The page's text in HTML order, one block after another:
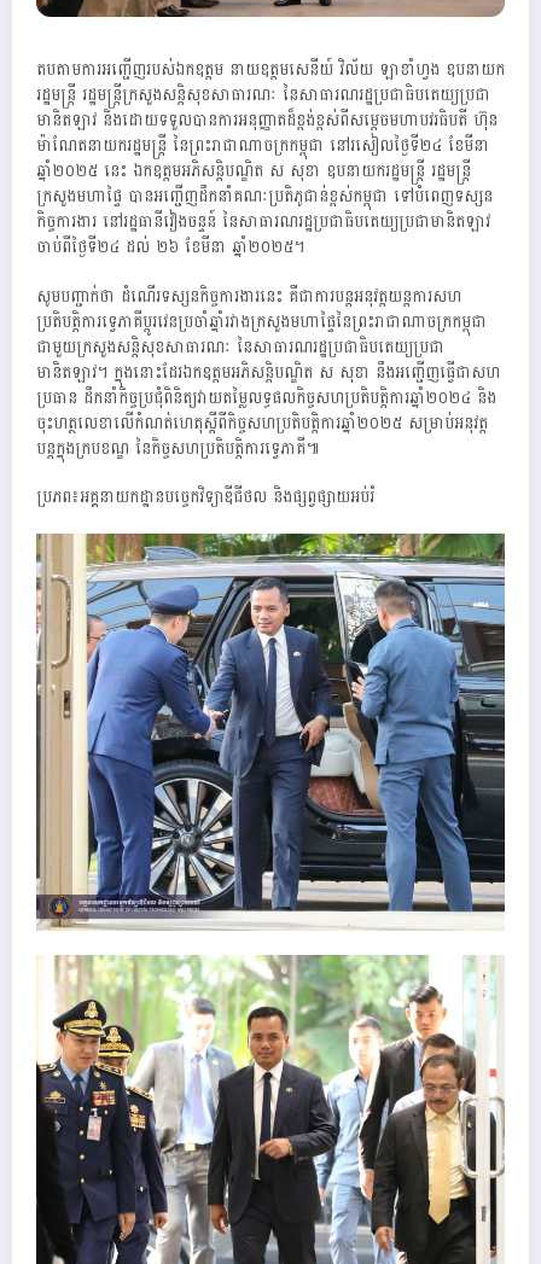
តបតាមការអញ្ជើញរបស់ឯកឧត្តម នាយឧត្តមសេនីយ៍ វិល័យ ឡាខាំហ្វង ឧបនាយក
រដ្ឋមន្ត្រី រដ្ឋមន្ត្រីក្រសួងសន្តិសុខសាធារណៈ នៃសាធារណរដ្ឋប្រជាធិបតេយ្យប្រជា
មានិតឡាវ និងដោយទទួលបានការអនុញ្ញាតដ៏ខ្ពង់ខ្ពស់ពីសម្តេចមហាបវរធិបតី ហ៊ុន
ម៉ាណែតនាយករដ្ឋមន្ត្រី នៃព្រះរាជាណាចក្រកម្ពុជា នៅរសៀលថ្ងៃទី២៤ ខែមីនា
ឆ្នាំ២០២៥ នេះ ឯកឧត្តមអភិសន្តិបណ្ឌិត ស សុខា ឧបនាយករដ្ឋមន្ត្រី រដ្ឋមន្ត្រី
ក្រសួងមហាផ្ទៃ បានអញ្ជើញដឹកនាំគណៈប្រតិភូជាន់ខ្ពស់កម្ពុជា ទៅបំពេញទស្សន
កិច្ចការងារ នៅរដ្ឋធានីវៀងចន្ទន៍ នៃសាធារណរដ្ឋប្រជាធិបតេយ្យប្រជាមានិតឡាវ
ចាប់ពីថ្ងៃទី២៤ ដល់ ២៦ ខែមីនា ឆ្នាំ២០២៥។
សូមបញ្ជាក់ថា ដំណើរទស្សនកិច្ចការងារនេះ គឺជាការបន្តអនុវត្តយន្តការសហ
ប្រតិបត្តិការទ្វេភាគីប្តូរវេនប្រចាំឆ្នាំរវាងក្រសួងមហាផ្ទៃនៃព្រះរាជាណាចក្រកម្ពុជា
ជាមួយក្រសួងសន្តិសុខសាធារណៈ នៃសាធារណរដ្ឋប្រជាធិបតេយ្យប្រជា
មានិតឡាវ។ ក្នុងនោះដែរឯកឧត្តមអភិសន្តិបណ្ឌិត ស សុខា នឹងអញ្ជើញធ្វើជាសហ
ប្រធាន ដឹកនាំកិច្ចប្រជុំពិនិត្យវាយតម្លៃលទ្ធផលកិច្ចសហប្រតិបត្តិការឆ្នាំ២០២៤ និង
ចុះហត្ថលេខាលើកំណត់ហេតុស្តីពីកិច្ចសហប្រតិបត្តិការឆ្នាំ២០២៥ សម្រាប់អនុវត្ត
បន្តក្នុងក្របខណ្ឌ នៃកិច្ចសហប្រតិបត្តិការទ្វេភាគី៕
ប្រភព៖អគ្គនាយកដ្ឋានបច្ចេកវិទ្យាឌីជីថល និងផ្សព្វផ្សាយអប់រំ